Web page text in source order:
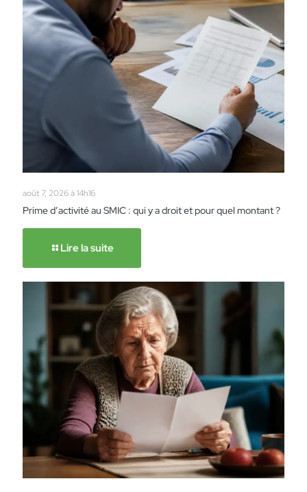
août 7, 2026 à 14h16
Prime d’activité au SMIC : qui y a droit et pour quel montant ?
Lire la suite